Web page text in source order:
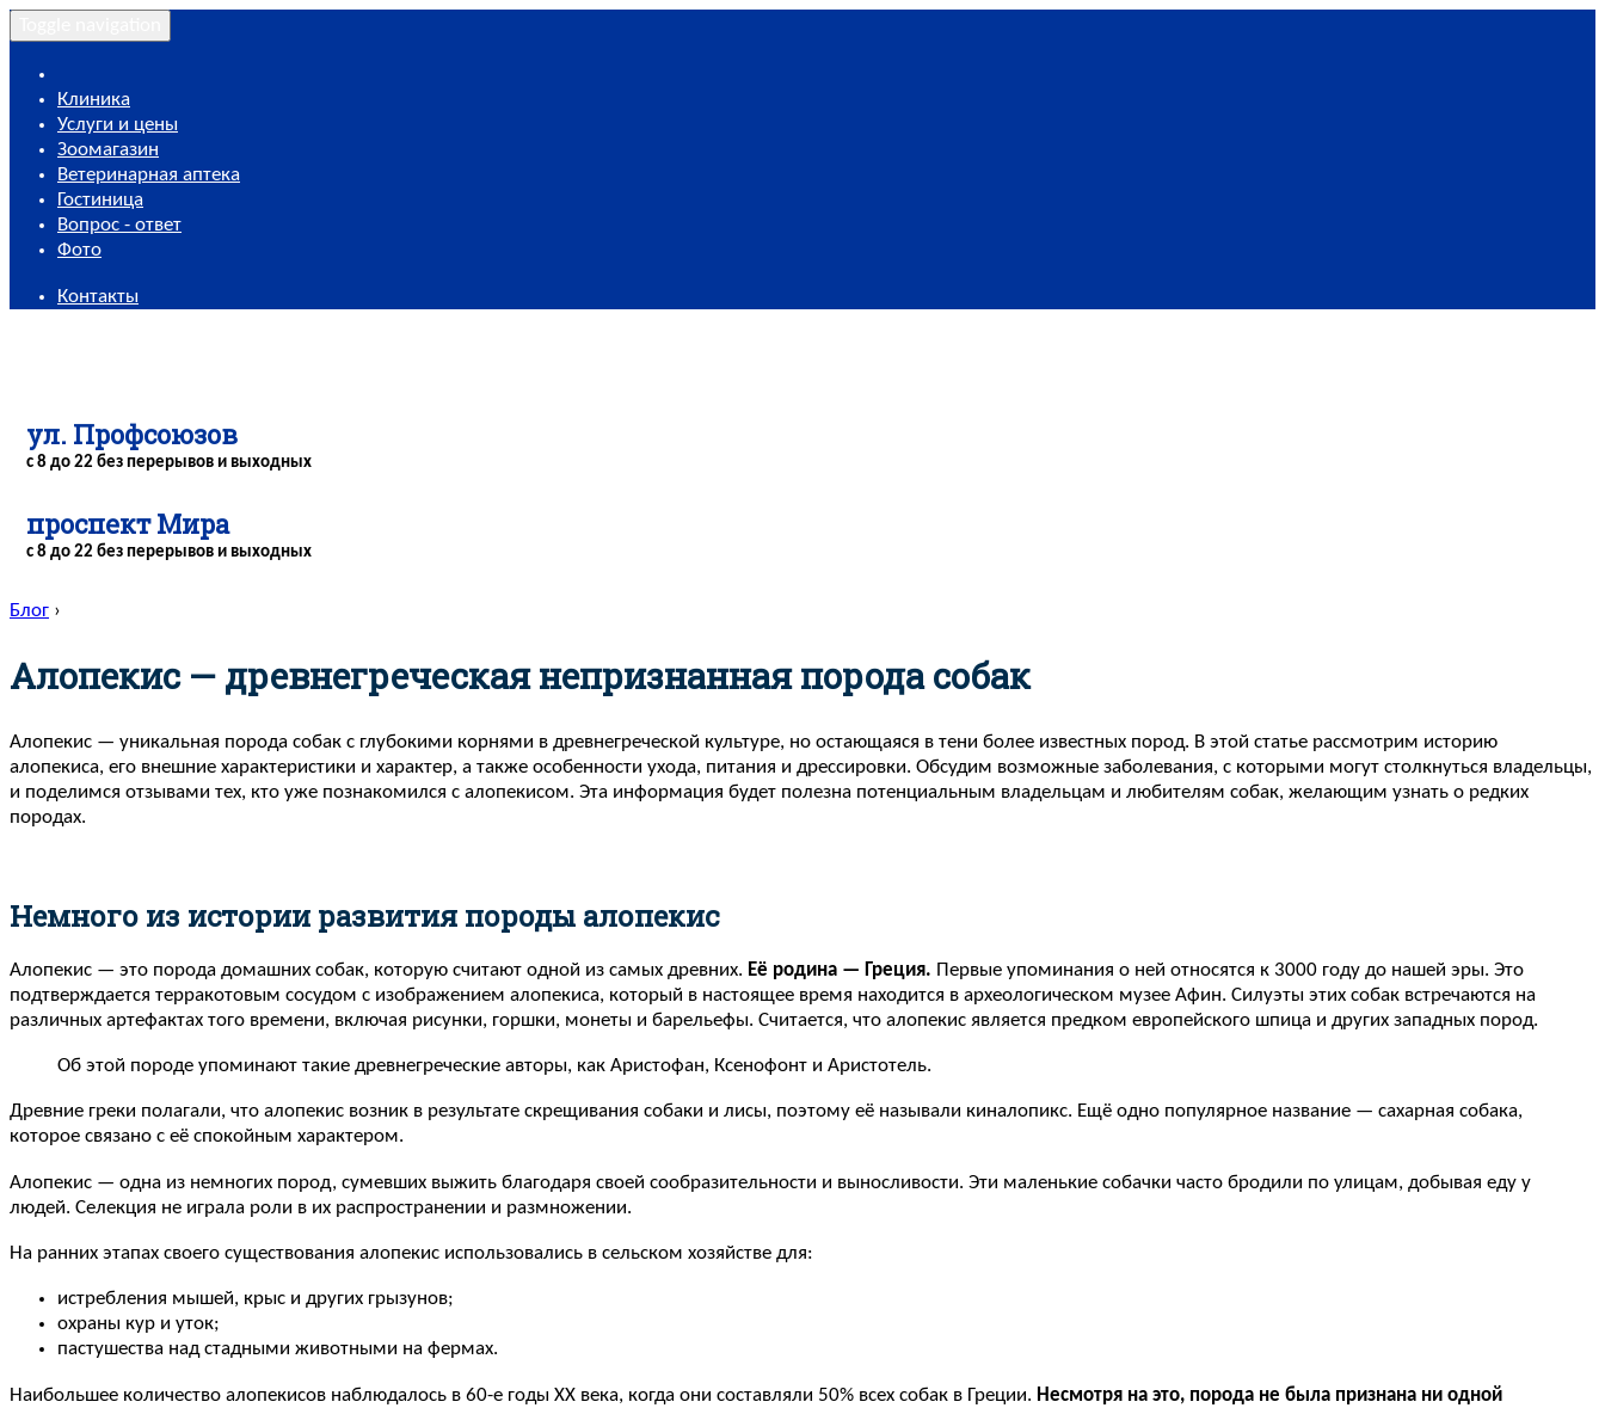
Клиника
Услуги и цены
Зоомагазин
Ветеринарная аптека
Гостиница
Вопрос - ответ
Фото
Контакты
ул. Профсоюзов
с 8 до 22 без перерывов и выходных
проспект Мира
с 8 до 22 без перерывов и выходных
Блог ›
Алопекис — древнегреческая непризнанная порода собак
Алопекис — уникальная порода собак с глубокими корнями в древнегреческой культуре, но остающаяся в тени более известных пород. В этой статье рассмотрим историю
алопекиса, его внешние характеристики и характер, а также особенности ухода, питания и дрессировки. Обсудим возможные заболевания, с которыми могут столкнуться владельцы,
и поделимся отзывами тех, кто уже познакомился с алопекисом. Эта информация будет полезна потенциальным владельцам и любителям собак, желающим узнать о редких
породах.
Немного из истории развития породы алопекис
Алопекис — это порода домашних собак, которую считают одной из самых древних. Её родина — Греция. Первые упоминания о ней относятся к 3000 году до нашей эры. Это
подтверждается терракотовым сосудом с изображением алопекиса, который в настоящее время находится в археологическом музее Афин. Силуэты этих собак встречаются на
различных артефактах того времени, включая рисунки, горшки, монеты и барельефы. Считается, что алопекис является предком европейского шпица и других западных пород.
Об этой породе упоминают такие древнегреческие авторы, как Аристофан, Ксенофонт и Аристотель.
Древние греки полагали, что алопекис возник в результате скрещивания собаки и лисы, поэтому её называли киналопикс. Ещё одно популярное название — сахарная собака,
которое связано с её спокойным характером.
Алопекис — одна из немногих пород, сумевших выжить благодаря своей сообразительности и выносливости. Эти маленькие собачки часто бродили по улицам, добывая еду у
людей. Селекция не играла роли в их распространении и размножении.
На ранних этапах своего существования алопекис использовались в сельском хозяйстве для:
истребления мышей, крыс и других грызунов;
охраны кур и уток;
пастушества над стадными животными на фермах.
Наибольшее количество алопекисов наблюдалось в 60-е годы XX века, когда они составляли 50% всех собак в Греции. Несмотря на это, порода не была признана ни одной